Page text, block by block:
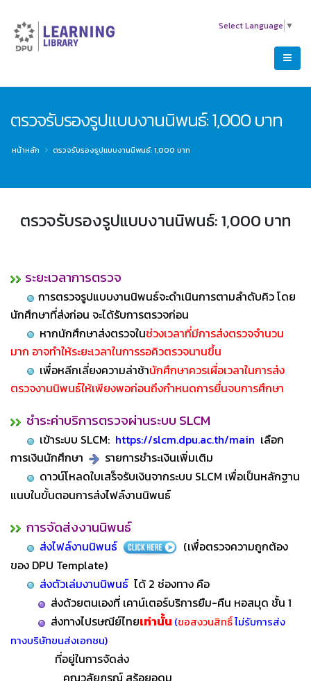
Select Language ▼
ตรวจรับรองรูปแบบงานนิพนธ์: 1,000 บาท
หน้าหลัก ตรวจรับรองรูปแบบงานนิพนธ์: 1,000 บาท
ตรวจรับรองรูปแบบงานนิพนธ์: 1,000 บาท
ระยะเวลาการตรวจ
การตรวจรูปแบบงานนิพนธ์จะดำเนินการตามลำดับคิว โดย
นักศึกษาที่ส่งก่อน จะได้รับการตรวจก่อน
หากนักศึกษาส่งตรวจในช่วงเวลาที่มีการส่งตรวจจำนวน
มาก อาจทำให้ระยะเวลาในการรอคิวตรวจนานขึ้น
เพื่อหลีกเลี่ยงความล่าช้านักศึกษาควรเผื่อเวลาในการส่ง
ตรวจงานนิพนธ์ให้เพียงพอก่อนถึงกำหนดการยื่นจบการศึกษา
ชำระค่าบริการตรวจผ่านระบบ SLCM
เข้าระบบ SLCM: https://slcm.dpu.ac.th/main เลือก
การเงินนักศึกษา
รายการชำระเงินเพิ่มเติม
ดาวน์โหลดใบเสร็จรับเงินจากระบบ SLCM เพื่อเป็นหลักฐาน
แนบในขั้นตอนการส่งไฟล์งานนิพนธ์
การจัดส่งงานนิพนธ์
ส่งไฟล์งานนิพนธ์
(เพื่อตรวจความถูกต้อง
ของ DPU Template)
ส่งตัวเล่มงานนิพนธ์ ได้ 2 ช่องทาง คือ
ส่งด้วยตนเองที่ เคาน์เตอร์บริการยืม-คืน หอสมุด ชั้น 1
ส่งทางไปรษณีย์ไทยเท่านั้น (ขอสงวนสิทธิ์ไม่รับการส่ง
ทางบริษัทขนส่งเอกชน)
ที่อยู่ในการจัดส่ง
คุณวลัยภรณ์ สร้อยอุดม